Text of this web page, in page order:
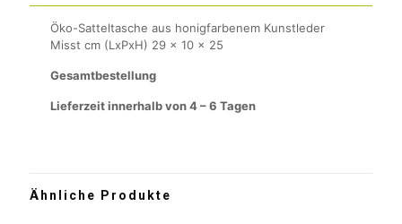
Öko-Satteltasche aus honigfarbenem Kunstleder
Misst cm (LxPxH) 29 x 10 x 25
Gesamtbestellung
Lieferzeit innerhalb von 4 – 6 Tagen
Ähnliche Produkte